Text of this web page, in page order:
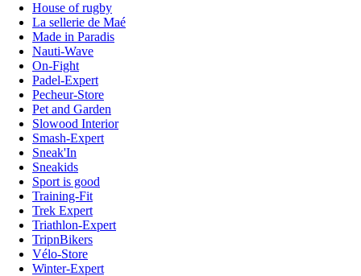
House of rugby
La sellerie de Maé
Made in Paradis
Nauti-Wave
On-Fight
Padel-Expert
Pecheur-Store
Pet and Garden
Slowood Interior
Smash-Expert
Sneak'In
Sneakids
Sport is good
Training-Fit
Trek Expert
Triathlon-Expert
TripnBikers
Vélo-Store
Winter-Expert